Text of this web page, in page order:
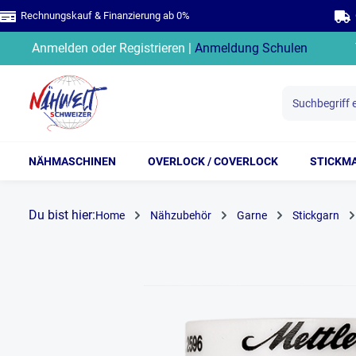
Zur Hauptnavigation springen
Rechnungskauf & Finanzierung ab 0%
Anmelden oder Registrieren | Anmeldung Schulen
NÄHMASCHINEN OVERLOCK / COVERLOCK
Du bist hier:Home Nähzubehör Garne Stickgarn